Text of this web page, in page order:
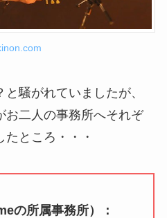
騒がれていましたが、
お二人の事務所へそれぞ
ところ・・・
の所属事務所）：